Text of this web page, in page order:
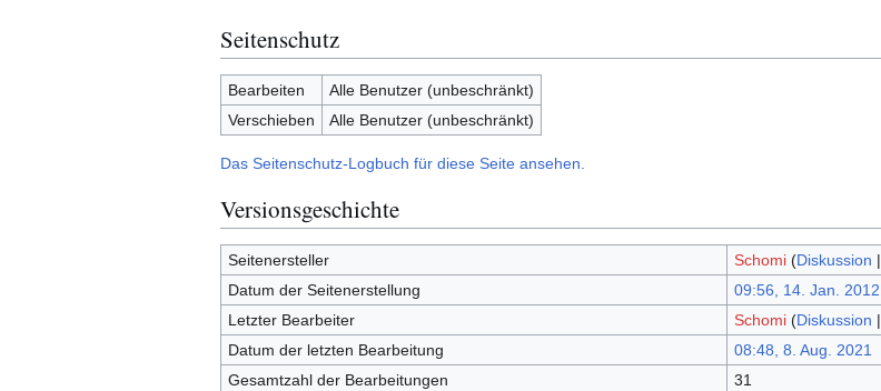
Seitenschutz
Bearbeiten
Alle Benutzer (unbeschränkt)
Verschieben
Alle Benutzer (unbeschränkt)
Das Seitenschutz-Logbuch für diese Seite ansehen.
Versionsgeschichte
Seitenersteller Schomi (Diskussion |
Datum der Seitenerstellung
09:56, 14. Jan. 2012
Letzter Bearbeiter
Schomi (Diskussion |
Datum der letzten Bearbeitung
08:48, 8. Aug. 2021
Gesamtzahl der Bearbeitungen
31